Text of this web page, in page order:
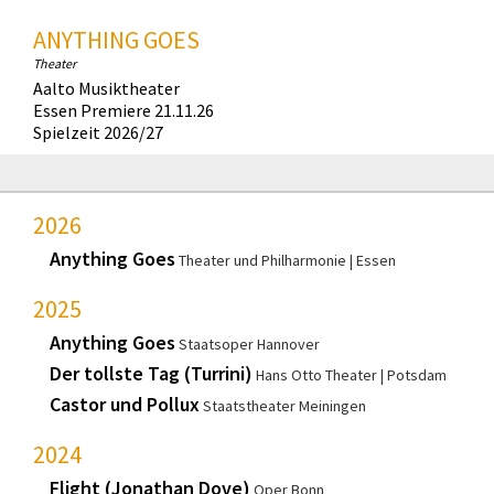
ANYTHING GOES
Theater
Aalto Musiktheater
Essen Premiere 21.11.26
Spielzeit 2026/27
2026
Anything Goes Theater und Philharmonie Essen
2025
Anything Goes Staatsoper Hannover
Der tollste Tag (Turrini) Hans Otto Theater Potsdam
Castor und PolluxStaatstheater Meiningen
2024
Flight (Jonathan Dove) Oper Bonn